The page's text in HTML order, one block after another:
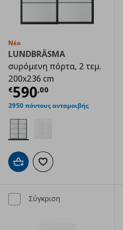
Νέο
LUNDBRÄSMA
συρόμενη πόρτα, 2 τεμ.
200x236 cm
€590,00
Τρέχουσα τιμή
2950 πόντους ανταμοιβής
Προσθήκη στο καλάθι
Προσθήκη στα αγαπημένα
Σύγκριση